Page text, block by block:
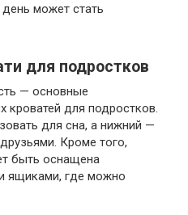
может стать
для подростков
— основные
кроватей для подростков.
для сна, а нижний —
Кроме того,
быть оснащена
ящиками, где можно